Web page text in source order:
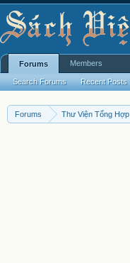
Forums Thư Viện Tổng Hợp
Forums
Search Forums Recent Posts
Members